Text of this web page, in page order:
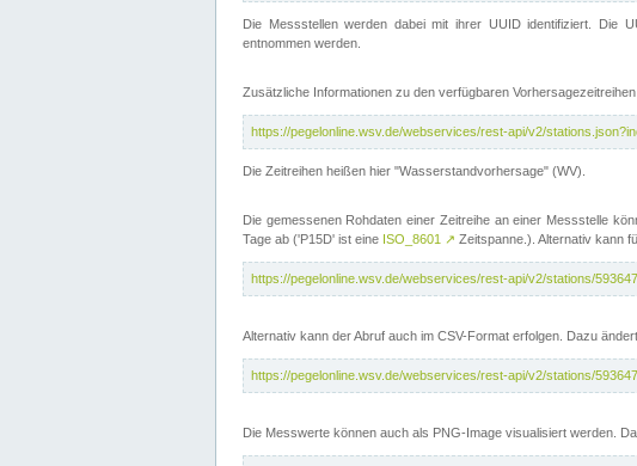
Die Messstellen werden dabei mit ihrer UUID identifiziert. Die
entnommen werden.
Zusätzliche Informationen zu den verfügbaren
https://pegelonline.wsv.de/webservices/rest-api/v2/
Die Zeitreihen heißen hier "Wasserstandvorhersage" (WV).
Die gemessenen Rohdaten einer Zeitreihe an einer Messstelle
Tage ab ('P15D' ist eine ISO_8601 ↗ Zeitspanne.). Alternativ kann
https://pegelonline.wsv.de/webservices/rest-api/v2/stations/
Alternativ kann der Abruf auch im CSV-Format erfolgen. Dazu
https://pegelonline.wsv.de/webservices/rest-api/v2/stations/
Die Messwerte können auch als PNG-Image visualisiert werden.